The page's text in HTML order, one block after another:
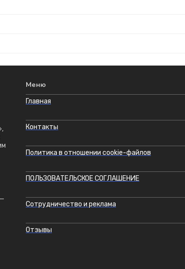
Меню
Главная
Контакты
Политика в отношении cookie-файлов
ПОЛЬЗОВАТЕЛЬСКОЕ СОГЛАШЕНИЕ
Сотрудничество и реклама
Отзывы